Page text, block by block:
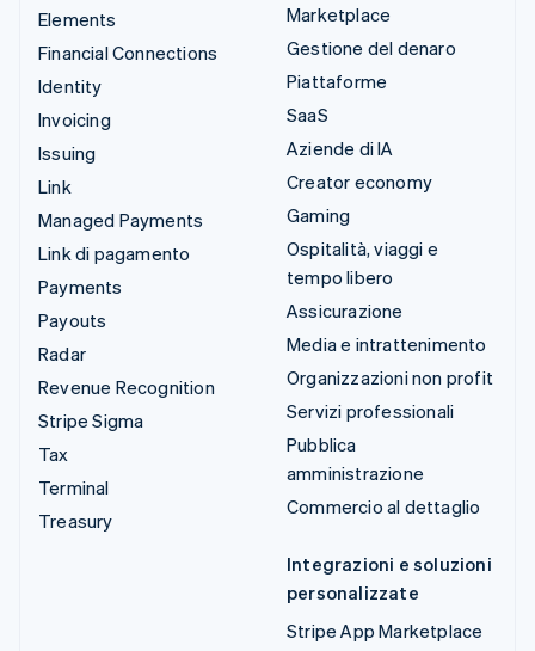
Elements
Financial Connections
Identity
Invoicing
Issuing
Link
Managed Payments
Link di pagamento
Payments
Payouts
Radar
Revenue Recognition
Stripe Sigma
Tax
Terminal
Treasury
Marketplace
Gestione del denaro
Piattaforme
SaaS
Aziende di IA
Creator economy
Gaming
Ospitalità, viaggi e
tempo libero
Assicurazione
Media e intrattenimento
Organizzazioni non profit
Servizi professionali
Pubblica
amministrazione
Commercio al dettaglio
Integrazioni e soluzioni
personalizzate
Stripe App Marketplace